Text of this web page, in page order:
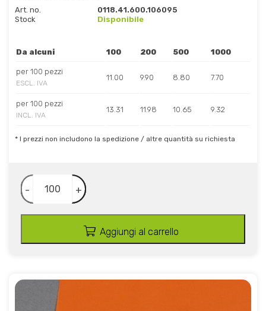
Art. no.
0118.41.600.106095
Stock
Disponibile
Da alcuni 100 200 500 1000
per 100 pezzi
ESCL. IVA
11.00 9.90 8.80 7.70
per 100 pezzi
INCL. IVA
13.31 11.98 10.65 9.32
* I prezzi non includono la spedizione / altre quantità su richiesta
- +
Aggiungi al carrello